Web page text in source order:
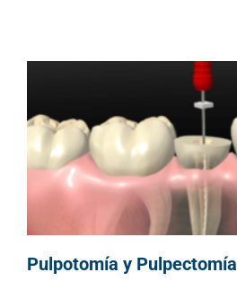
Pulpotomía y Pulpectomía